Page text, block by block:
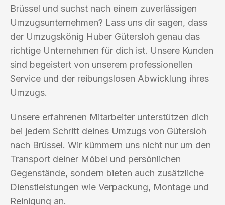
Brüssel und suchst nach einem zuverlässigen
Umzugsunternehmen? Lass uns dir sagen, dass
der Umzugskönig Huber Gütersloh genau das
richtige Unternehmen für dich ist. Unsere Kunden
sind begeistert von unserem professionellen
Service und der reibungslosen Abwicklung ihres
Umzugs.
Unsere erfahrenen Mitarbeiter unterstützen dich
bei jedem Schritt deines Umzugs von Gütersloh
nach Brüssel. Wir kümmern uns nicht nur um den
Transport deiner Möbel und persönlichen
Gegenstände, sondern bieten auch zusätzliche
Dienstleistungen wie Verpackung, Montage und
Reinigung an.